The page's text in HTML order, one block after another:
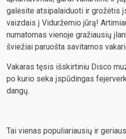
galėsite atsipalaiduoti ir grožėtis
vaizdais į Viduržemio jūrą!
numatomas vienoje gražiausių
šviežiai paruošta savitarnos
Vakaras tęsis išskirtiniu Disco
po kurio seka įspūdingas
dangų.
Tai vienas populiariausių ir